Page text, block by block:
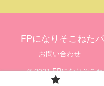
FPになりそこねた
お問い合わせ
© 2021 FPになりそこ